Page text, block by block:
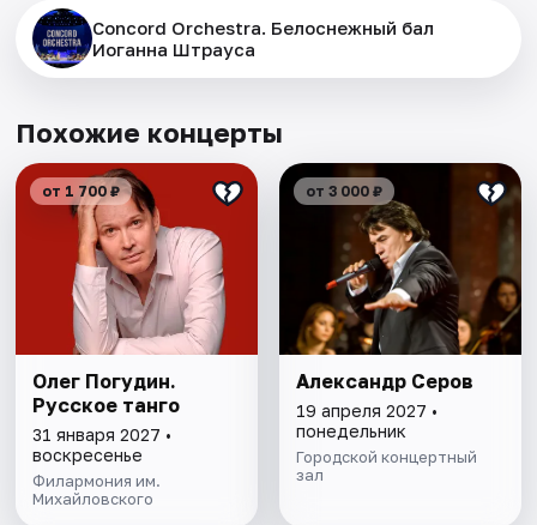
Concord Orchestra. Белоснежный бал
Иоганна Штрауса
Похожие концерты
от 1 700 ₽
Олег Погудин.
Русское танго
31 января 2027 •
воскресенье
Филармония им.
Михайловского
от 3 000 ₽
Александр Серов
19 апреля 2027 •
понедельник
Городской концертный
зал